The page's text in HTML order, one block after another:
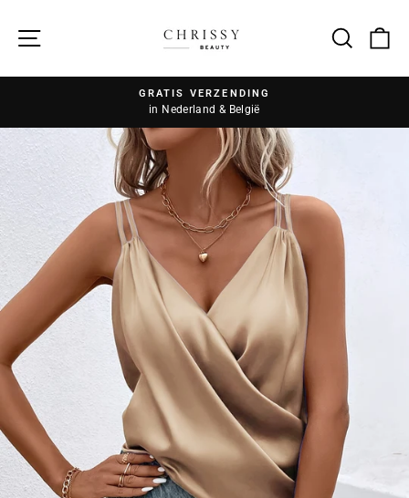
Zoek
GRATIS VERZENDING
in Nederland & België